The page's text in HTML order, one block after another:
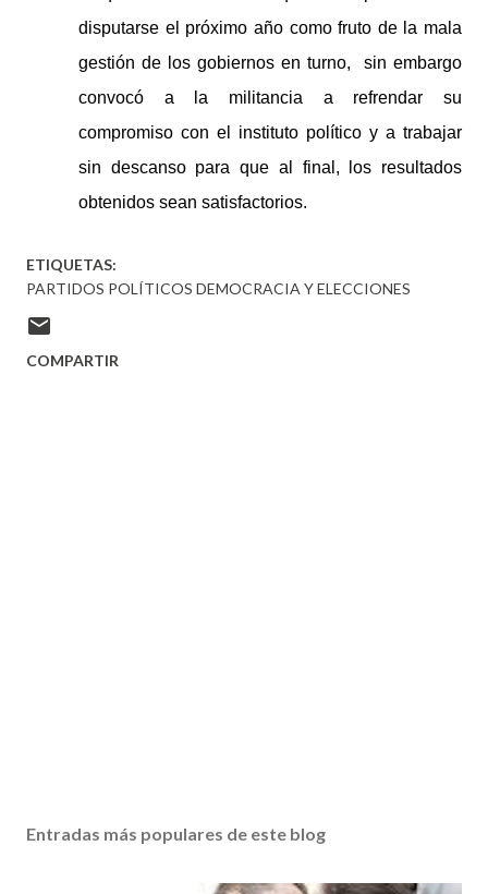
disputarse el próximo año como fruto de la mala
gestión de los gobiernos en turno, sin embargo
convocó a la militancia a refrendar su
compromiso con el instituto político y a trabajar
sin descanso para que al final, los resultados
obtenidos sean satisfactorios.
ETIQUETAS:
PARTIDOS POLÍTICOS DEMOCRACIA Y ELECCIONES
COMPARTIR
Entradas más populares de este blog